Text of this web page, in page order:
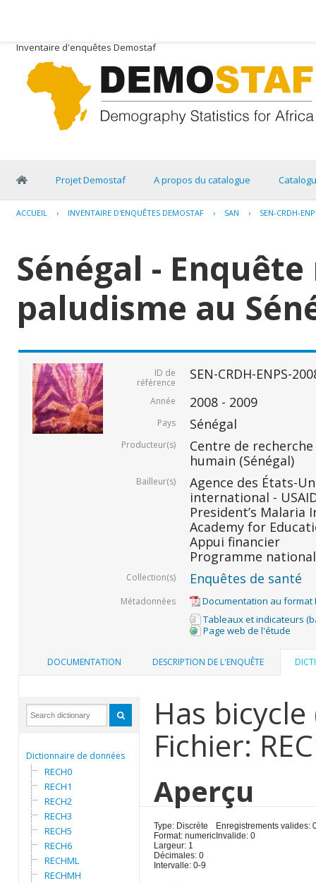
Inventaire d'enquêtes Demostaf
Projet Demostaf A propos du catalogue
ACCUEIL › INVENTAIRE D'ENQUÊTES DEMOSTAF › SAN › SEN-CRDH-
Sénégal -
paludisme au
ID de
référence
SEN-CRDH-ENPS-
Année 2008 - 2009
Pays Sénégal
Producteur(s)
Centre de
humain (Sénégal)
Bailleur(s)
Agence des États-
international -
President’s Malaria
Academy for
Appui financier
Programme
Collection(s) Enquêtes de santé
Métadonnées
Documentation au format
Tableaux et indicateurs
Page web de l'étude
DOCUMENTATION DESCRIPTION DE L'ENQUÊTE
Dictionnaire de données
RECH0
RECH1
RECH2
RECH3
RECH5
RECH6
RECHML
RECHMH
Has bicycle
Fichier:
Aperçu
Type: Discrète
Format: numeric
Largeur: 1
Décimales: 0
Intervalle: 0-9
Enregistrements valides:
Invalide: 0